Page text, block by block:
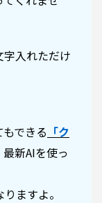
入れただけ
できる 「ク
最新AIを使っ
ますよ。